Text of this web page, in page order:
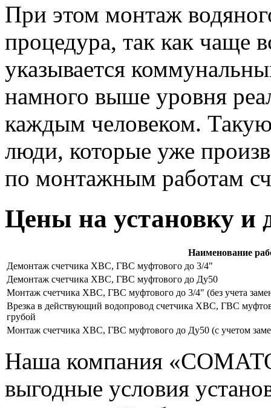
При этом монтаж
процедура, так как чаще
указывается
намного выше уровня
каждым человеком.
люди, которые уже
по монтажным работам
Цены на установку и
Наименование
Демонтаж счетчика ХВС, ГВС муфтового до 3/4"
Демонтаж счетчика ХВС, ГВС муфтового до Ду50
Монтаж счетчика ХВС, ГВС муфтового до 3/4" (без учета
Врезка в действующий водопровод счетчика ХВС, ГВС
грубой
Монтаж счетчика ХВС, ГВС муфтового до Ду50 (с учетом
Наша компания
выгодные условия